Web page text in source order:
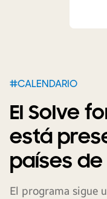
#CALENDARIO
El Solve
está
países
El programa sigue